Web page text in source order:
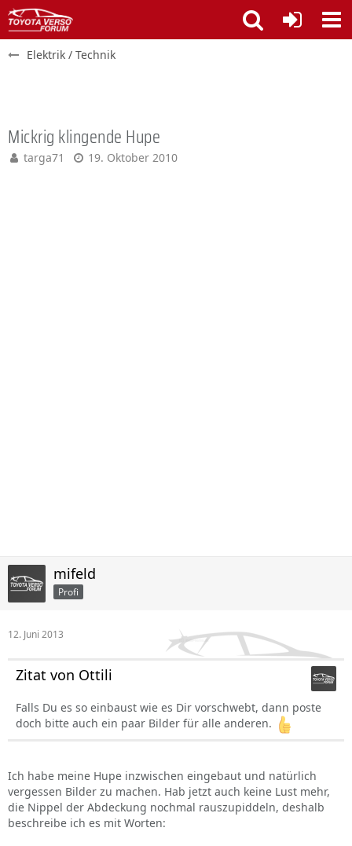
Elektrik / Technik
Mickrig klingende Hupe
targa71 19. Oktober 2010
mifeld
Profi
12. Juni 2013
Zitat von Ottili
Falls Du es so einbaust wie es Dir vorschwebt, dann poste
doch bitte auch ein paar Bilder für alle anderen.
Ich habe meine Hupe inzwischen eingebaut und natürlich
vergessen Bilder zu machen. Hab jetzt auch keine Lust mehr,
die Nippel der Abdeckung nochmal rauszupiddeln, deshalb
beschreibe ich es mit Worten: